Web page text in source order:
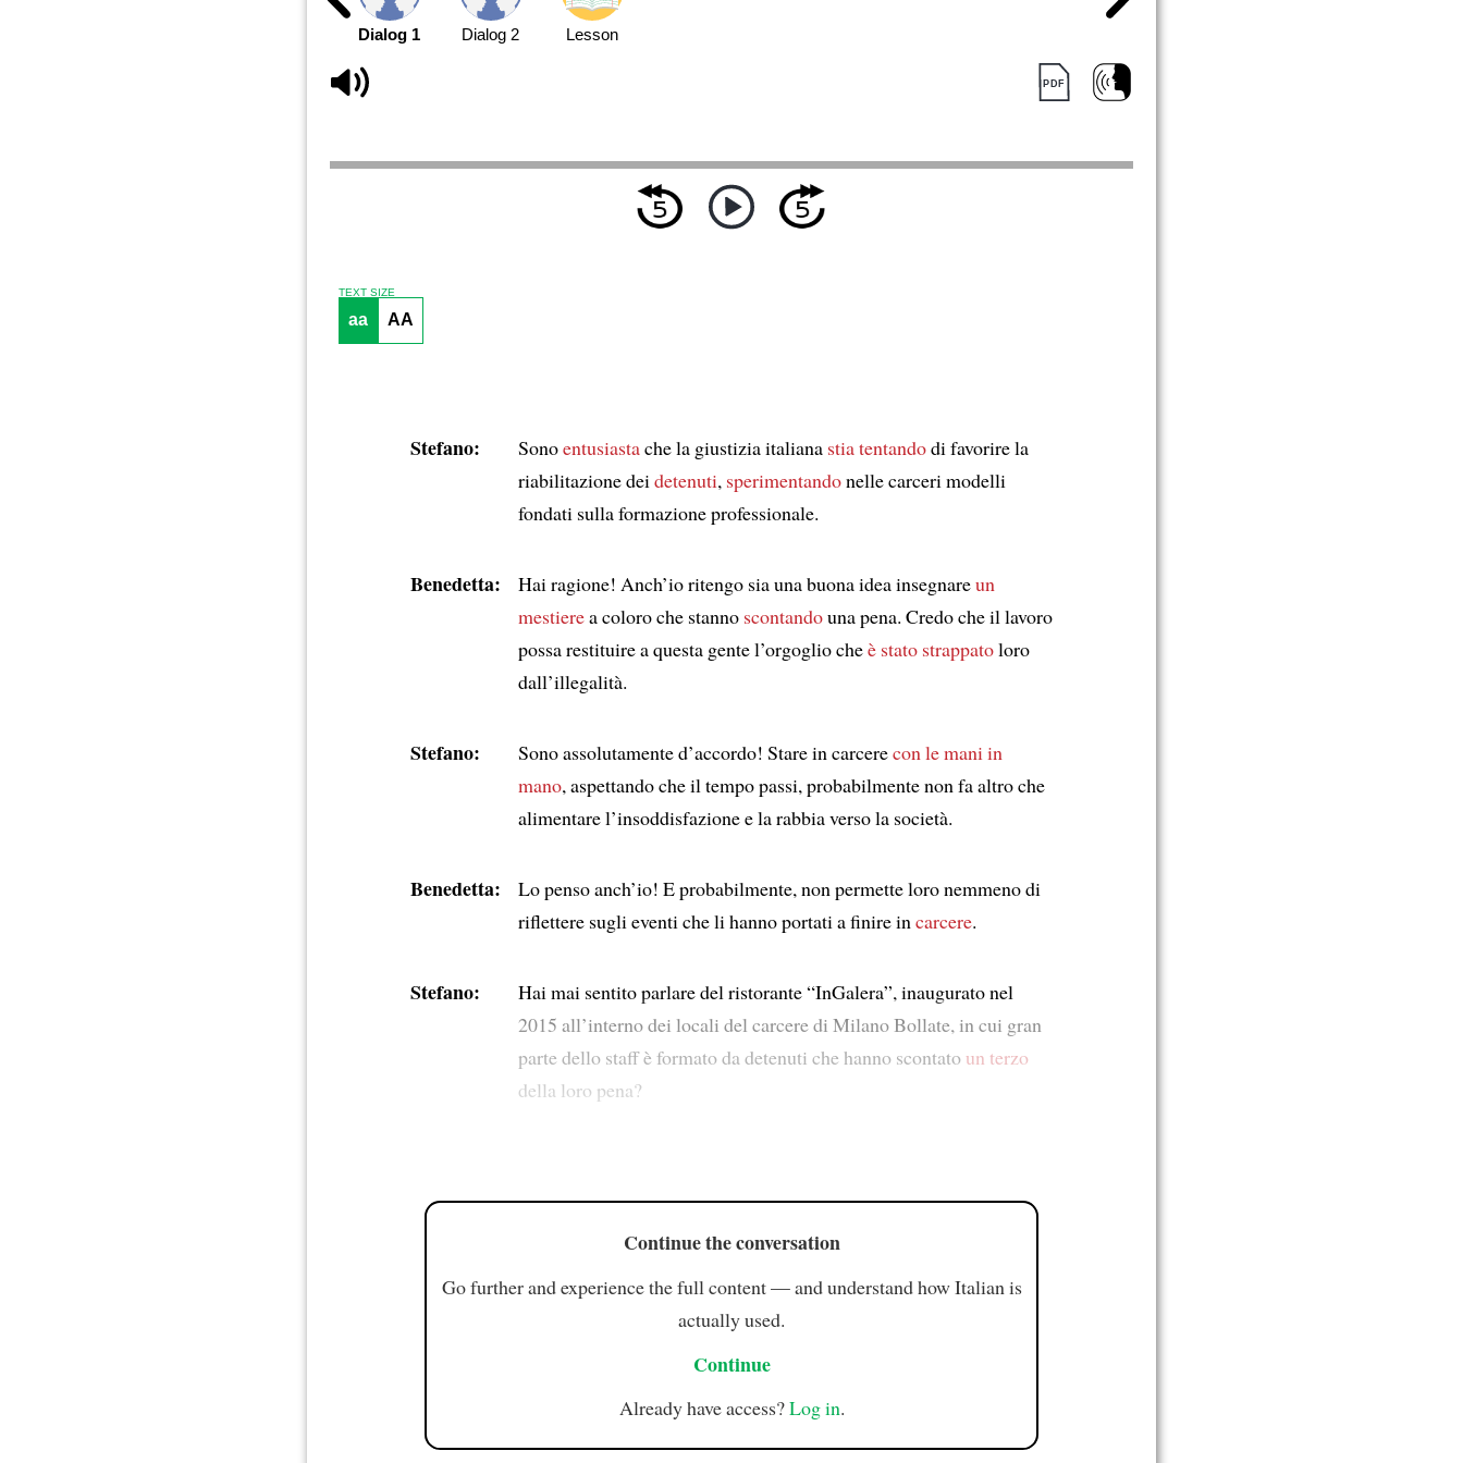
Dialog 1 Dialog 2 Lesson
TEXT SIZE
aa AA
Stefano: Sonoentusiastache la giustizia italiana stia tentandodi favorire la
riabilitazione dei detenuti, sperimentandonelle carceri modelli
fondati sulla formazione professionale.
Benedetta: Hai ragione! Anch’io ritengo sia una buona idea insegnareun
mestierea coloro che stanno scontandouna pena. Credo che il lavoro
possa restituire a questa gente l’orgoglio cheè stato strappatoloro
dall’illegalità.
Stefano: Sono assolutamente d’accordo! Stare in carcerecon le mani in
mano, aspettando che il tempo passi, probabilmente non fa altro che
alimentare l’insoddisfazione e la rabbia verso la società.
Benedetta:
Lo penso anch’io! E probabilmente, non permette loro nemmeno di
riflettere sugli eventi che li hanno portati a finire in carcere.
Stefano:
Hai mai sentito parlare del ristorante “InGalera”, inaugurato nel
2015 all’interno dei locali del carcere di Milano Bollate, in cui gran
parte dello staff è formato da detenuti che hanno scontato un terzo
della loro pena?
Continue the conversation
Go further and experience the full content — and understand how Italian is
actually used.
Continue
Already have access?Log in.